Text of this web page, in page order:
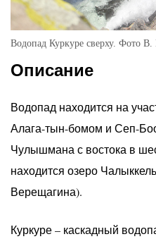
Водопад Куркуре сверху. Фото В.
Описание
Водопад находится на
Алага-тын-бомом и Сеп-
Чулышмана с востока в
находится озеро
Верещагина).
Куркуре – каскадный